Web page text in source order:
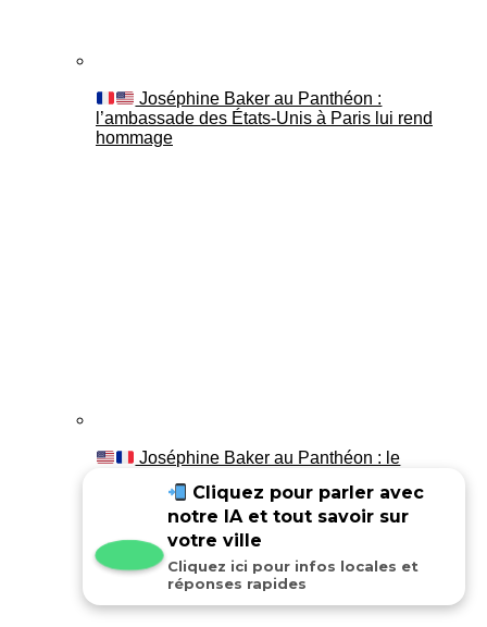
Joséphine Baker au Panthéon :
l’ambassade des États-Unis à Paris lui rend
hommage
Joséphine Baker au Panthéon : le
Cliquez pour parler avec
notre IA et tout savoir sur
votre ville
Cliquez ici pour infos locales et
réponses rapides